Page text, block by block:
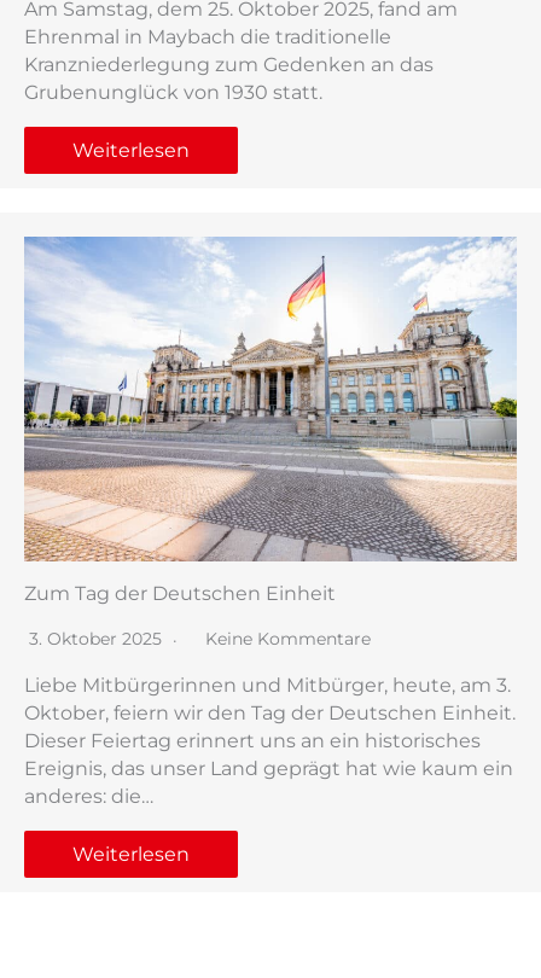
Am Samstag, dem 25. Oktober 2025, fand am
Ehrenmal in Maybach die traditionelle
Kranzniederlegung zum Gedenken an das
Grubenunglück von 1930 statt.
Weiterlesen
Zum Tag der Deutschen Einheit
3. Oktober 2025 Keine Kommentare
Liebe Mitbürgerinnen und Mitbürger, heute, am 3.
Oktober, feiern wir den Tag der Deutschen Einheit.
Dieser Feiertag erinnert uns an ein historisches
Ereignis, das unser Land geprägt hat wie kaum ein
anderes: die…
Weiterlesen